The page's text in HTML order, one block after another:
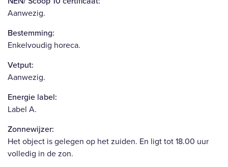
Aanwezig.
Bestemming:
Enkelvoudig horeca.
Vetput:
Aanwezig.
Energie label:
Label A.
Zonnewijzer:
Het object is gelegen op het zuiden. En ligt tot 18.00 uur
volledig in de zon.